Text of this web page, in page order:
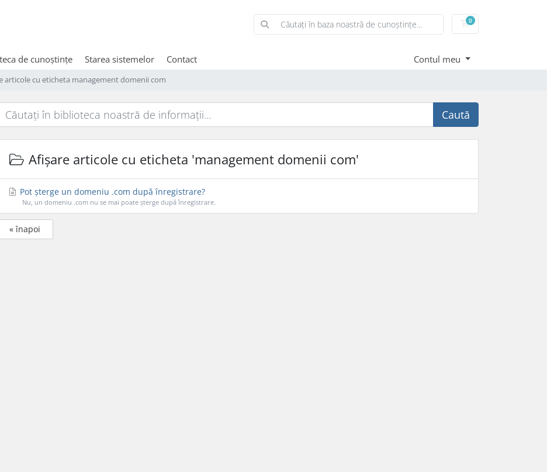
0Coș de cumpărături
de cunoștințe Starea sistemelor Contact Contul meu
articole cu eticheta management domenii com
Caută
Afișare articole cu eticheta 'management domenii com'
Pot șterge un domeniu .com după înregistrare?
Nu, un domeniu .com nu se mai poate șterge după înregistrare.
« înapoi